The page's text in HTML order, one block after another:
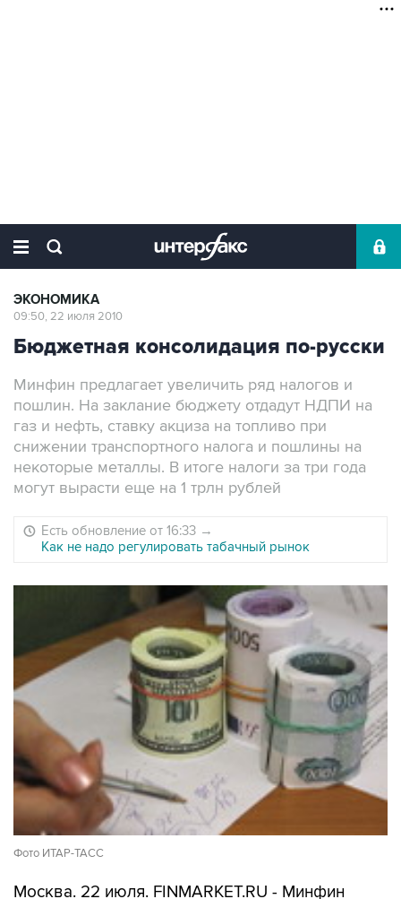
ЭКОНОМИКА
09:50, 22 июля 2010
Бюджетная консолидация по-русски
Минфин предлагает увеличить ряд налогов и
пошлин. На заклание бюджету отдадут НДПИ на
газ и нефть, ставку акциза на топливо при
снижении транспортного налога и пошлины на
некоторые металлы. В итоге налоги за три года
могут вырасти еще на 1 трлн рублей
Есть обновление от 16:33 →
Как не надо регулировать табачный рынок
Фото ИТАР-ТАСС
Москва. 22 июля. FINMARKET.RU - Минфин